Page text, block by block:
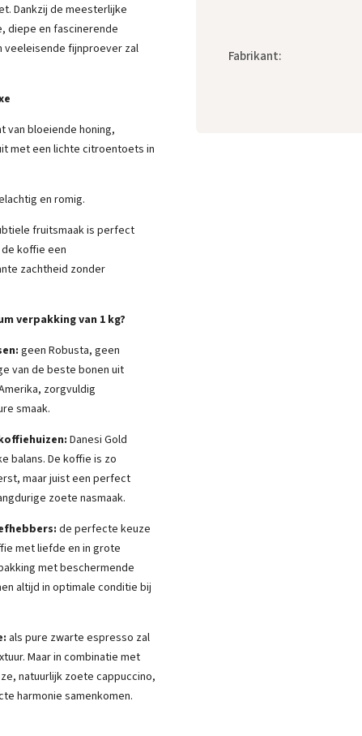
Dankzij de meesterlijke
diepe en fascinerende
veeleisende fijnproever zal
van bloeiende honing,
met een lichte citroentoets in
en romig.
fruitsmaak is perfect
koffie een
zachtheid zonder
verpakking van 1 kg?
geen Robusta, geen
van de beste bonen uit
zorgvuldig
smaak.
Danesi Gold
balans. De koffie is zo
maar juist een perfect
zoete nasmaak.
de perfecte keuze
met liefde en in grote
met beschermende
altijd in optimale conditie bij
als pure zwarte espresso zal
Maar in combinatie met
natuurlijk zoete cappuccino,
harmonie samenkomen.
Fabrikant: